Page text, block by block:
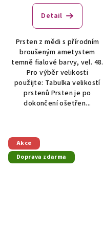
Detail
Prsten z mědi s přírodním
broušeným ametystem
temně fialové barvy, vel. 48.
Pro výběr velikosti
použijte: Tabulka velikostí
prstenů Prsten je po
dokončení ošetřen...
Akce
Doprava zdarma